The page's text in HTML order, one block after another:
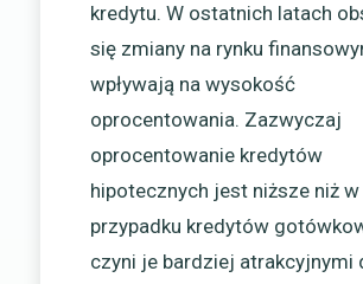
kredytu. W ostatnich latach
się zmiany na rynku
wpływają na wysokość
oprocentowania. Zazwyczaj
oprocentowanie kredytów
hipotecznych jest niższe niż w
przypadku kredytów
czyni je bardziej atrakcyjnymi